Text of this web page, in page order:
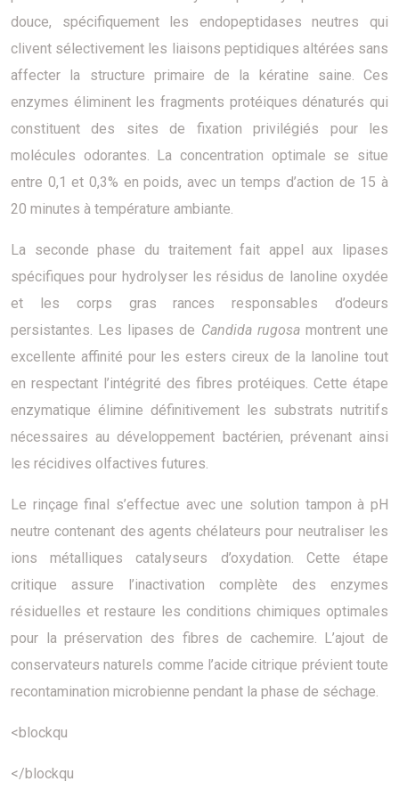
douce, spécifiquement les endopeptidases neutres qui
clivent sélectivement les liaisons peptidiques altérées sans
affecter la structure primaire de la kératine saine. Ces
enzymes éliminent les fragments protéiques dénaturés qui
constituent des sites de fixation privilégiés pour les
molécules odorantes. La concentration optimale se situe
entre 0,1 et 0,3% en poids, avec un temps d’action de 15 à
20 minutes à température ambiante.
La seconde phase du traitement fait appel aux lipases
spécifiques pour hydrolyser les résidus de lanoline oxydée
et les corps gras rances responsables d’odeurs
persistantes. Les lipases de Candida rugosa montrent une
excellente affinité pour les esters cireux de la lanoline tout
en respectant l’intégrité des fibres protéiques. Cette étape
enzymatique élimine définitivement les substrats nutritifs
nécessaires au développement bactérien, prévenant ainsi
les récidives olfactives futures.
Le rinçage final s’effectue avec une solution tampon à pH
neutre contenant des agents chélateurs pour neutraliser les
ions métalliques catalyseurs d’oxydation. Cette étape
critique assure l’inactivation complète des enzymes
résiduelles et restaure les conditions chimiques optimales
pour la préservation des fibres de cachemire. L’ajout de
conservateurs naturels comme l’acide citrique prévient toute
recontamination microbienne pendant la phase de séchage.
<blockqu
</blockqu